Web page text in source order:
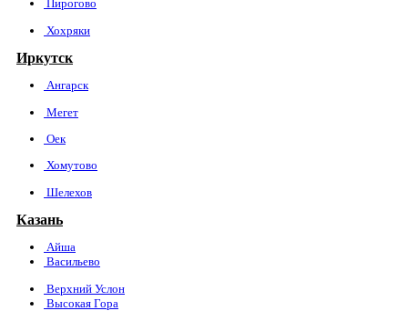
Пирогово
Хохряки
Иркутск
Ангарск
Мегет
Оек
Хомутово
Шелехов
Казань
Айша
Васильево
Верхний Услон
Высокая Гора